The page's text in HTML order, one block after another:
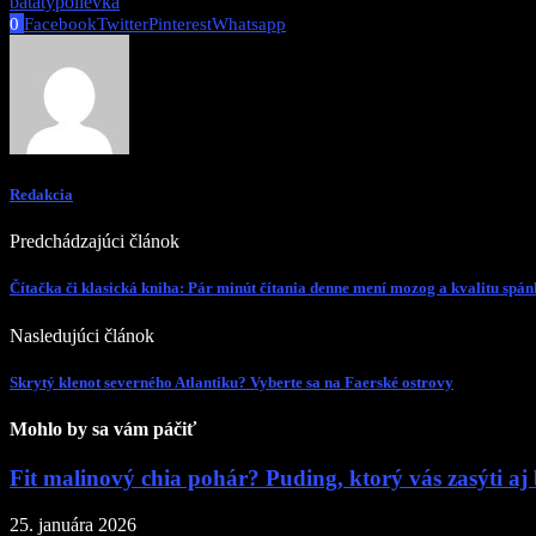
0 FacebookTwitterPinterestWhatsapp
Redakcia
Predchádzajúci článok
Čítačka či klasická kniha: Pár minút čítania denne mení mozog a kvalitu
Nasledujúci článok
Skrytý klenot severného Atlantiku? Vyberte sa na Faerské ostrovy
Mohlo by sa vám páčiť
Fit malinový chia pohár? Puding, ktorý vás zasýti aj
25. januára 2026